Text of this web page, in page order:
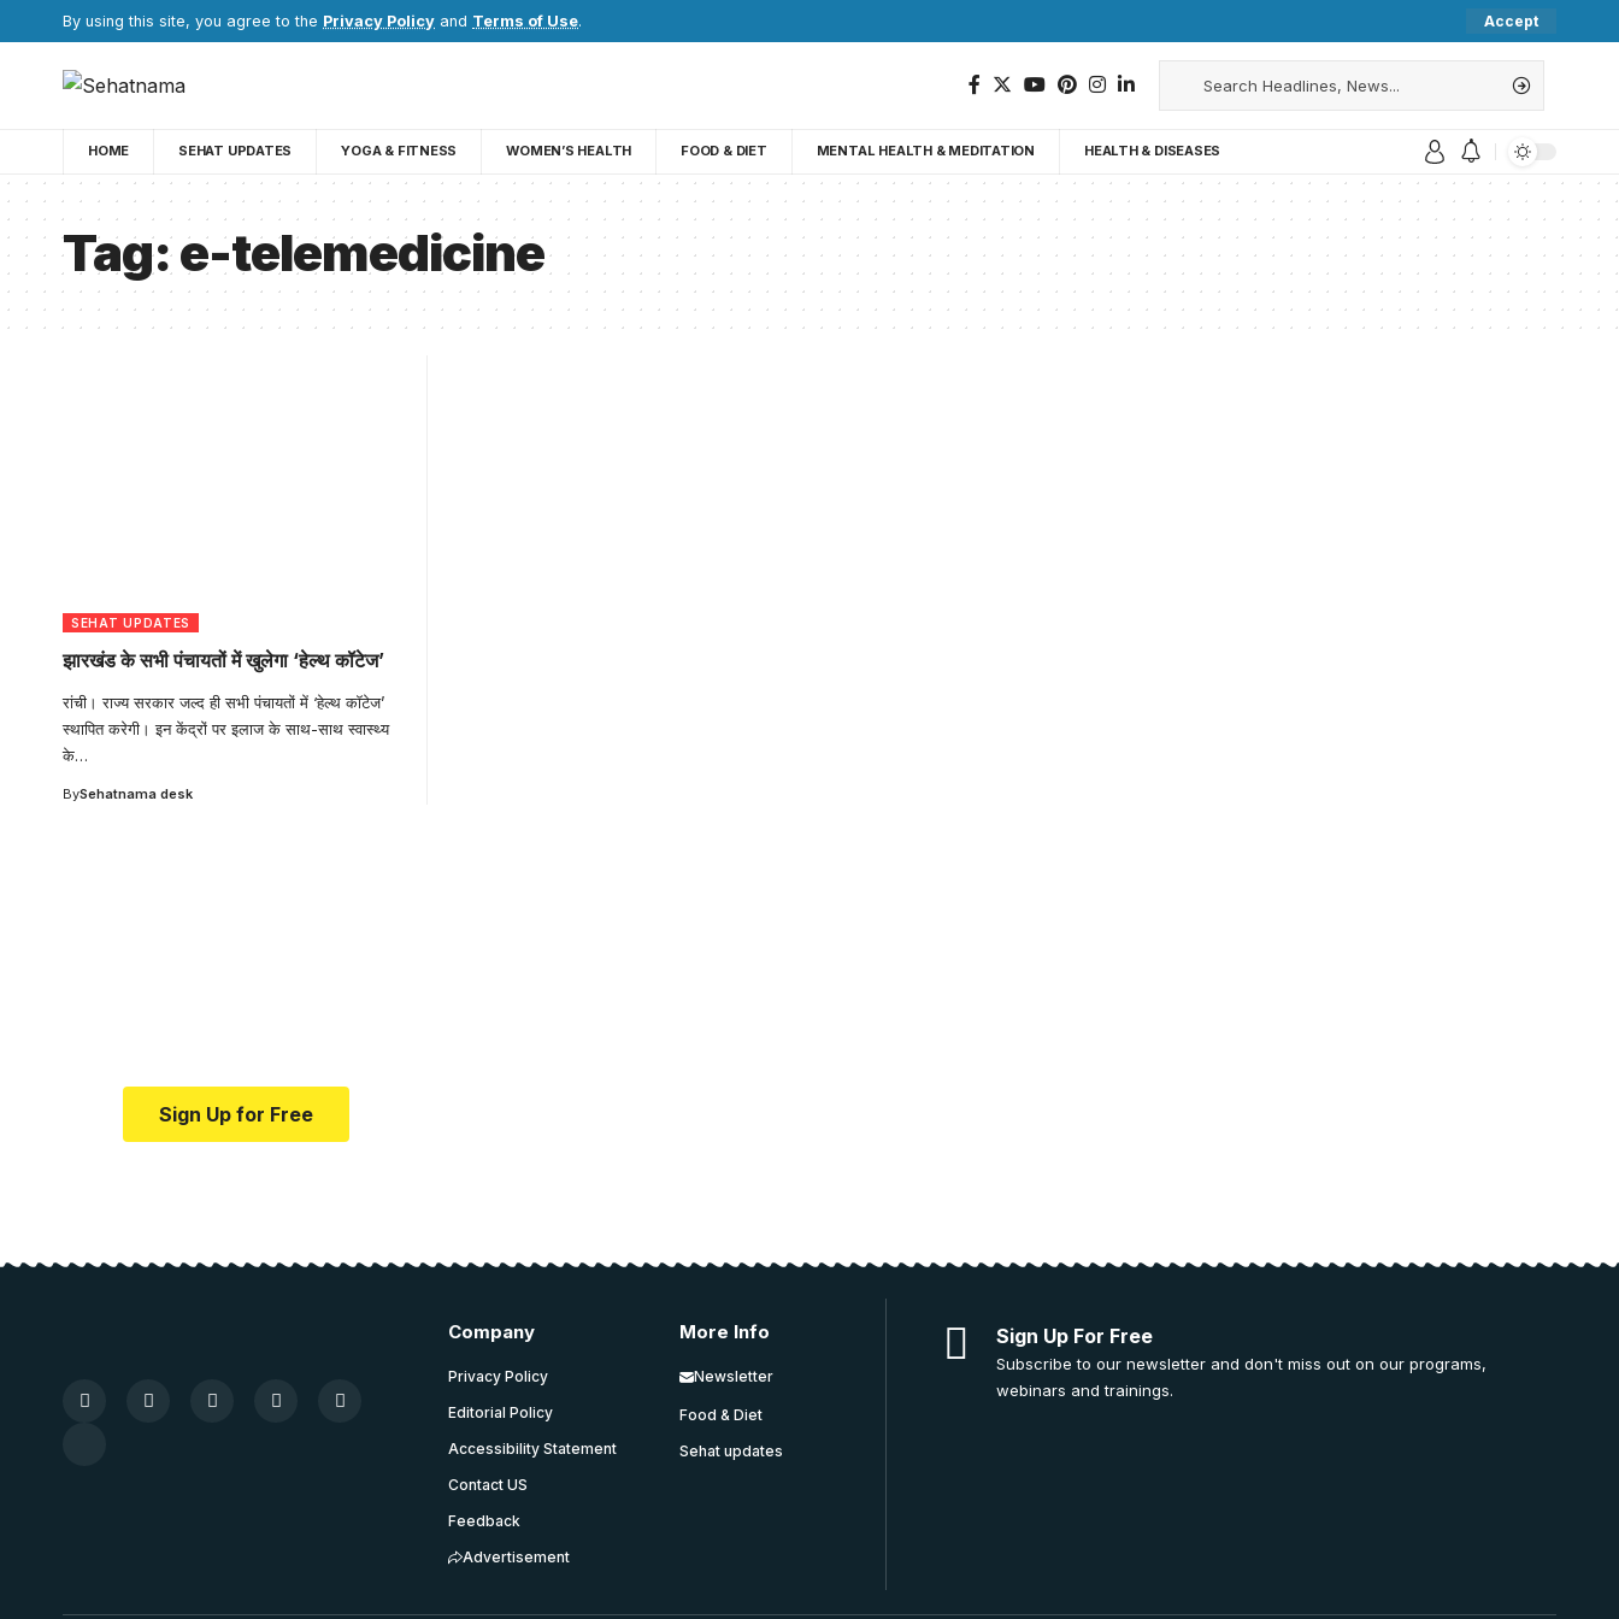
By using this site, you agree to the Privacy Policy and Terms of Use. Accept
HOME SEHAT UPDATES YOGA & FITNESS WOMEN’S HEALTH FOOD & DIET MENTAL HEALTH & MEDITATION HEALTH & DISEASES
Tag:e-telemedicine
SEHAT UPDATES
झारखंड के सभी पंचायतों में खुलेगा ‘हेल्थ कॉटेज’
रांची। राज्य सरकार जल्द ही सभी पंचायतों में ‘हेल्थ कॉटेज’
स्थापित करेगी। इन केंद्रों पर इलाज के साथ-साथ स्वास्थ्य
के…
BySehatnama desk
Sign Up for Free
Company
Privacy Policy
Editorial Policy
Accessibility Statement
Contact US
Feedback
Advertisement
More Info
Newsletter
Food & Diet
Sehat updates
Sign Up For Free
Subscribe to our newsletter and don't miss out on our programs,
webinars and trainings.